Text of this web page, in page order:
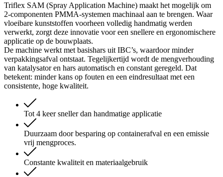
Triflex SAM (Spray Application Machine) maakt het mogelijk om
2-componenten PMMA-systemen machinaal aan te brengen. Waar
vloeibare kunststoffen voorheen volledig handmatig werden
verwerkt, zorgt deze innovatie voor een snellere en ergonomischere
applicatie op de bouwplaats.
De machine werkt met basishars uit IBC’s, waardoor minder
verpakkingsafval ontstaat. Tegelijkertijd wordt de mengverhouding
van katalysator en hars automatisch en constant geregeld. Dat
betekent: minder kans op fouten en een eindresultaat met een
consistente, hoge kwaliteit.
Tot 4 keer sneller dan handmatige applicatie
Duurzaam door besparing op containerafval en een emissie
vrij mengproces.
Constante kwaliteit en materiaalgebruik